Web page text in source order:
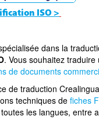
ISO >
dans la
. Vous souhaitez
de documents
de traduction
techniques de fiches
les langues, entre